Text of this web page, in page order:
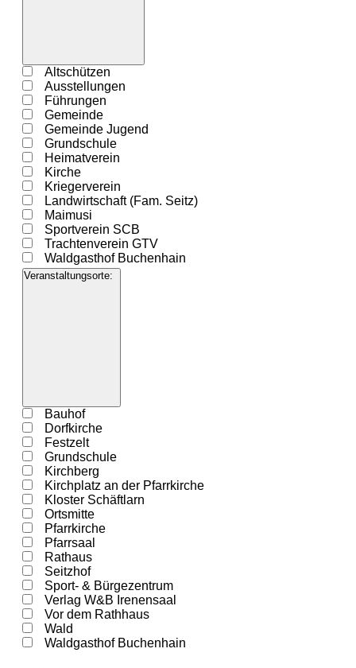
Filter
schließen
Veranstaltung
Kategorie
Altschützen
Ausstellungen
Führungen
Gemeinde
Gemeinde Jugend
Grundschule
Heimatverein
Kirche
Kriegerverein
Landwirtschaft (Fam. Seitz)
Maimusi
Sportverein SCB
Trachtenverein GTV
Waldgasthof Buchenhain
Veranstaltungsorte:
Filter
schließen
Veranstaltungsorte
Bauhof
Dorfkirche
Festzelt
Grundschule
Kirchberg
Kirchplatz an der Pfarrkirche
Kloster Schäftlarn
Ortsmitte
Pfarrkirche
Pfarrsaal
Rathaus
Seitzhof
Sport- & Bürgezentrum
Verlag W&B Irenensaal
Vor dem Rathhaus
Wald
Waldgasthof Buchenhain